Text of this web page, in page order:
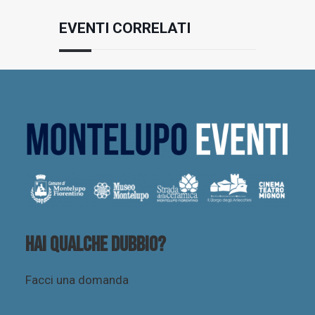
EVENTI CORRELATI
Hai qualche dubbio?
Facci una domanda